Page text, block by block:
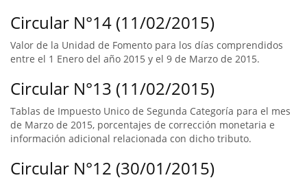
Circular N°14 (11/02/2015)
Valor de la Unidad de Fomento para los días comprendidos
entre el 1 Enero del año 2015 y el 9 de Marzo de 2015.
Circular N°13 (11/02/2015)
Tablas de Impuesto Unico de Segunda Categoría para el mes
de Marzo de 2015, porcentajes de corrección monetaria e
información adicional relacionada con dicho tributo.
Circular N°12 (30/01/2015)